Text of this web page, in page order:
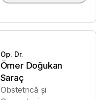
Op. Dr.
Ömer Doğukan
Saraç
Obstetrică și